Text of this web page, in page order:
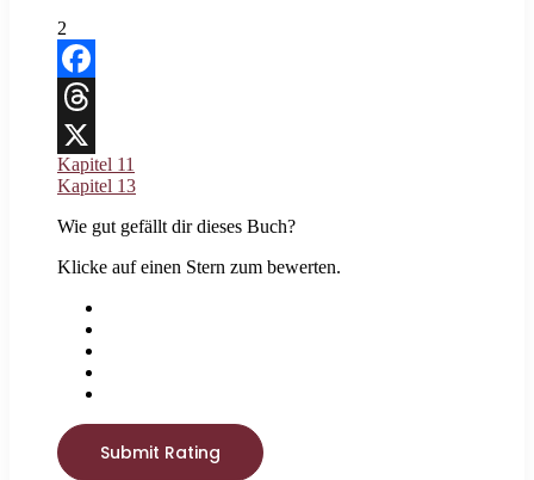
2
Facebook
Threads
X
Kapitel 11
Kapitel 13
Wie gut gefällt dir dieses Buch?
Klicke auf einen Stern zum bewerten.
Submit Rating